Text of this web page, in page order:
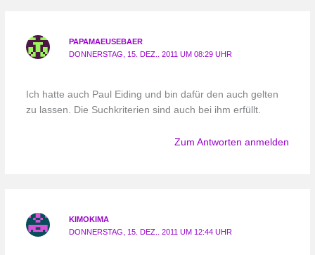
PAPAMAEUSEBAER
DONNERSTAG, 15. DEZ.. 2011 UM 08:29 UHR
Ich hatte auch Paul Eiding und bin dafür den auch gelten
zu lassen. Die Suchkriterien sind auch bei ihm erfüllt.
Zum Antworten anmelden
KIMOKIMA
DONNERSTAG, 15. DEZ.. 2011 UM 12:44 UHR